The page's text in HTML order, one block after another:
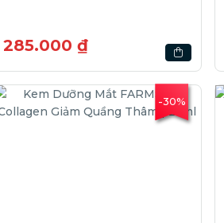
285.000 ₫
-30%